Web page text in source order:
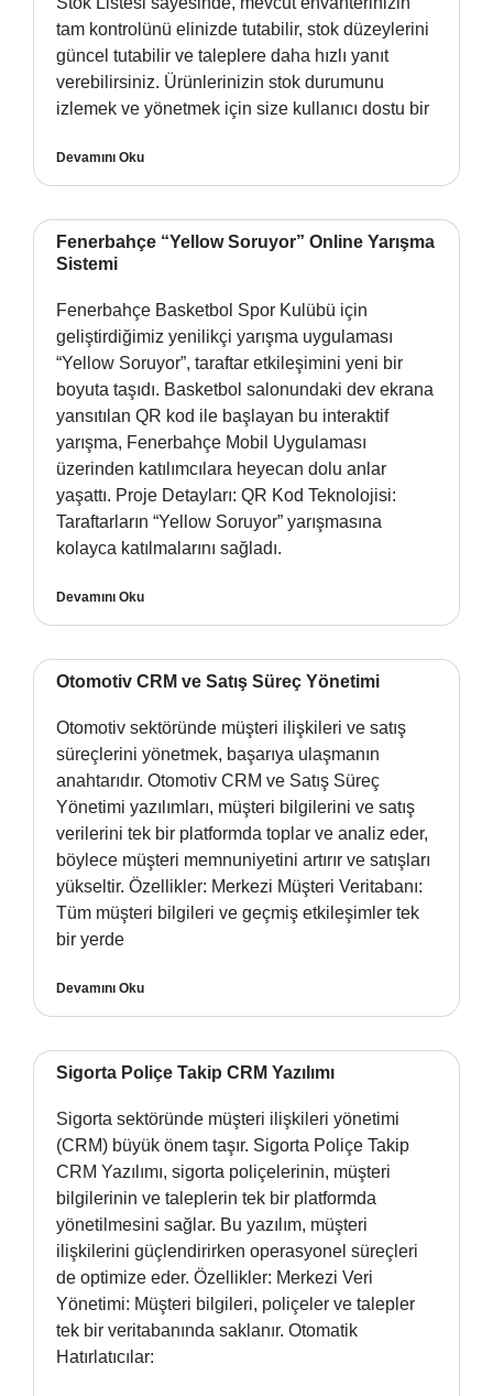
tam kontrolünü elinizde tutabilir, stok düzeylerini
güncel tutabilir ve taleplere daha hızlı yanıt
verebilirsiniz. Ürünlerinizin stok durumunu
izlemek ve yönetmek için size kullanıcı dostu bir
Devamını Oku
Fenerbahçe “Yellow Soruyor” Online Yarışma
Sistemi
Fenerbahçe Basketbol Spor Kulübü için
geliştirdiğimiz yenilikçi yarışma uygulaması
“Yellow Soruyor”, taraftar etkileşimini yeni bir
boyuta taşıdı. Basketbol salonundaki dev ekrana
yansıtılan QR kod ile başlayan bu interaktif
yarışma, Fenerbahçe Mobil Uygulaması
üzerinden katılımcılara heyecan dolu anlar
yaşattı. Proje Detayları: QR Kod Teknolojisi:
Taraftarların “Yellow Soruyor” yarışmasına
kolayca katılmalarını sağladı.
Devamını Oku
Otomotiv CRM ve Satış Süreç Yönetimi
Otomotiv sektöründe müşteri ilişkileri ve satış
süreçlerini yönetmek, başarıya ulaşmanın
anahtarıdır. Otomotiv CRM ve Satış Süreç
Yönetimi yazılımları, müşteri bilgilerini ve satış
verilerini tek bir platformda toplar ve analiz eder,
böylece müşteri memnuniyetini artırır ve satışları
yükseltir. Özellikler: Merkezi Müşteri Veritabanı:
Tüm müşteri bilgileri ve geçmiş etkileşimler tek
bir yerde
Devamını Oku
Sigorta Poliçe Takip CRM Yazılımı
Sigorta sektöründe müşteri ilişkileri yönetimi
(CRM) büyük önem taşır. Sigorta Poliçe Takip
CRM Yazılımı, sigorta poliçelerinin, müşteri
bilgilerinin ve taleplerin tek bir platformda
yönetilmesini sağlar. Bu yazılım, müşteri
ilişkilerini güçlendirirken operasyonel süreçleri
de optimize eder. Özellikler: Merkezi Veri
Yönetimi: Müşteri bilgileri, poliçeler ve talepler
tek bir veritabanında saklanır. Otomatik
Hatırlatıcılar: